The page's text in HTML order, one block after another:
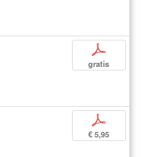
p
gratis
p
€ 5,95